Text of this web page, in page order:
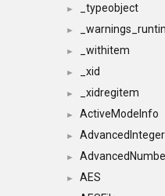
► _typeobject
►
► _withitem
► _xid
► _xidregitem
► ActiveModeInfo
►
►
► AES